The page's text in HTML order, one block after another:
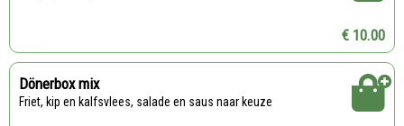
€ 10.00
Dönerbox mix
Friet, kip en kalfsvlees, salade en saus naar keuze